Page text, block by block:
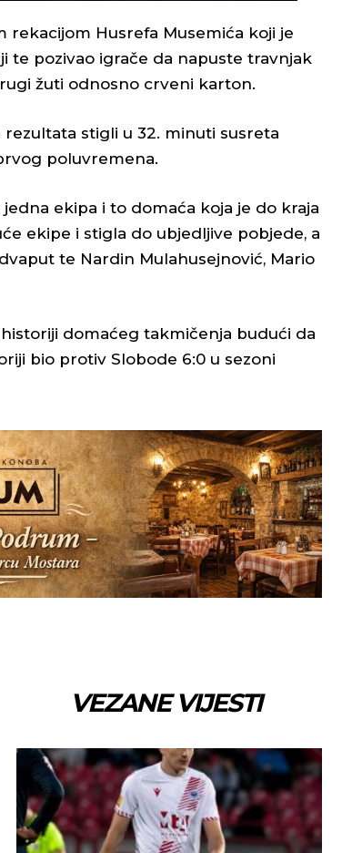
rekacijom Husrefa Musemića koji je
te pozivao igrače da napuste travnjak
žuti odnosno crveni karton.
stigli u 32. minuti susreta
poluvremena.
ekipa i to domaća koja je do kraja
ekipe i stigla do ubjedljive pobjede, a
te Nardin Mulahusejnović, Mario
domaćeg takmičenja budući da
bio protiv Slobode 6:0 u sezoni
VEZANE VIJESTI